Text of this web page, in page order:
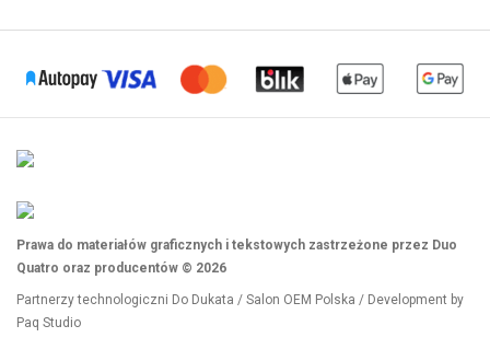
Prawa do materiałów graficznych i tekstowych zastrzeżone przez Duo
Quatro oraz producentów © 2026
Partnerzy technologiczni Do Dukata / Salon OEM Polska / Development by
Paq Studio